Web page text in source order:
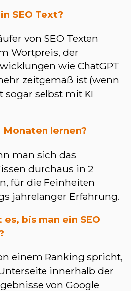
SEO Text?
von SEO Texten
Wortpreis, der
wie ChatGPT
zeitgemäß ist (wenn
sogar selbst mit KI
Monaten lernen?
man sich das
durchaus in 2
für die Feinheiten
jahrelanger Erfahrung.
bis man ein SEO
einem Ranking spricht,
innerhalb der
von Google